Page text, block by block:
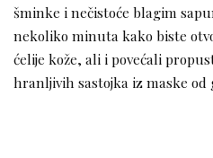
šminke i nečistoće blagim
nekoliko minuta kako biste
ćelije kože, ali i povećali
hranljivih sastojka iz maske od